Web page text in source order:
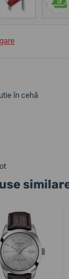
în cehă